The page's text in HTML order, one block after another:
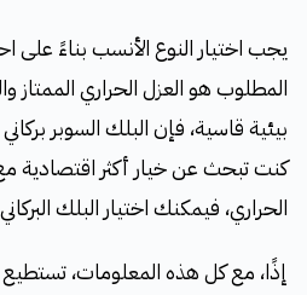
يجب اختيار النوع الأنسب بناءً على
المطلوب هو العزل الحراري الممتاز
بيئية قاسية، فإن البلك السوبر بركاني
كنت تبحث عن خيار أكثر
الحراري، فيمكنك اختيار البلك
إذًا، مع كل هذه المعلومات، تستطيع